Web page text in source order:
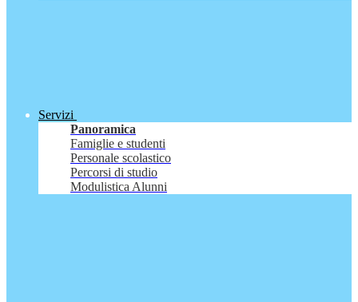
Servizi
Panoramica
Famiglie e studenti
Personale scolastico
Percorsi di studio
Modulistica Alunni